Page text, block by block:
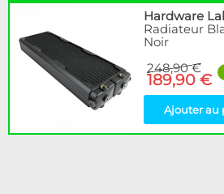
Hardware
Radiateur
Noir
248,90 €
189,90 €
Ajouter au